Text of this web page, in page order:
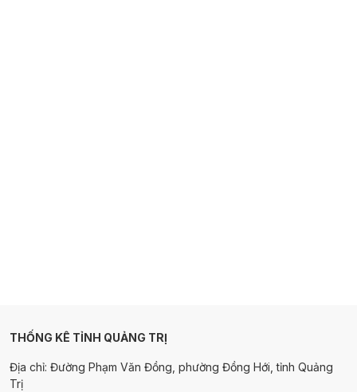
THỐNG KÊ TỈNH QUẢNG TRỊ
Địa chỉ: Đường Phạm Văn Đồng, phường Đồng Hới, tỉnh Quảng
Trị